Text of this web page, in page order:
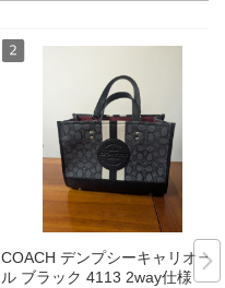
COACH デンプシーキャリオー
ル ブラック 4113 2way仕様